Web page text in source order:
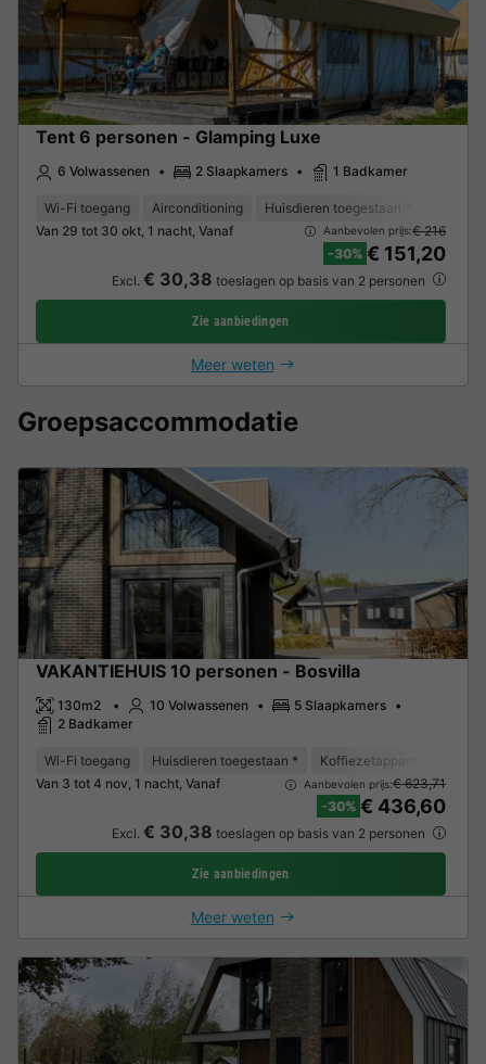
Tent 6 personen - Glamping Luxe
6 Volwassenen 2 Slaapkamers 1 Badkamer
Wi-Fi toegang Airconditioning Huisdieren toegestaan *
Van 29 tot 30 okt, 1 nacht, Vanaf
Aanbevolen prijs:€ 216
-30% € 151,20
Excl. € 30,38 toeslagen op basis van 2 personen
Zie aanbiedingen
Meer weten
Groepsaccommodatie
VAKANTIEHUIS 10 personen - Bosvilla
130m2 10 Volwassenen
5 Slaapkamers
2 Badkamer
Wi-Fi toegang Huisdieren toegestaan * Koffiezetapparaat
Van 3 tot 4 nov, 1 nacht, Vanaf
Aanbevolen prijs:€ 623,71
-30% € 436,60
Excl. € 30,38 toeslagen op basis van 2 personen
Zie aanbiedingen
Meer weten